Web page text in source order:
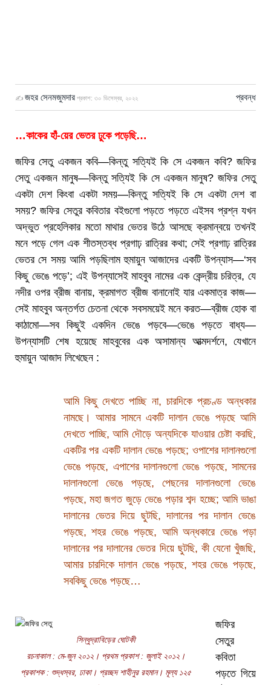
✍ জহর সেনমজুমদার প্রকাশ: ৩০ ডিসেম্বর, ২০২২ প্রবন্ধ
…কাকের হাঁ-য়ের ভেতর ঢুকে পড়েছি…
জফির সেতু একজন কবি—কিন্তু সত্যিই কি সে একজন কবি? জফির
সেতু একজন মানুষ—কিন্তু সত্যিই কি সে একজন মানুষ? জফির সেতু
একটা দেশ কিংবা একটা সময়—কিন্তু সত্যিই কি সে একটা দেশ বা
সময়? জফির সেতুর কবিতার বইগুলো পড়তে পড়তে এইসব প্রশ্ন যখন
অদ্ভুত প্রহেলিকার মতো মাথার ভেতর উঠে আসছে ক্রমান্বয়ে তখনই
মনে পড়ে গেল এক শীতস্তব্ধ প্রগাঢ় রাত্রির কথা; সেই প্রগাঢ় রাত্রির
ভেতর সে সময় আমি পড়ছিলাম হুমায়ুন আজাদের একটি উপন্যাস—‘সব
কিছু ভেঙে পড়ে’; এই উপন্যাসেই মাহবুব নামের এক কেন্দ্রীয় চরিত্র, যে
নদীর ওপর ব্রীজ বানায়, ক্রমাগত ব্রীজ বানানোই যার একমাত্র কাজ—
সেই মাহবুব অন্তর্গত চেতনা থেকে সবসময়েই মনে করত—ব্রীজ হোক বা
কাঠামো—সব কিছুই একদিন ভেঙে পড়বে—ভেঙে পড়তে বাধ্য—
উপন্যাসটি শেষ হয়েছে মাহবুবের এক অসামান্য আত্মদর্শনে, যেখানে
হুমায়ুন আজাদ লিখেছেন :
আমি কিছু দেখতে পাচ্ছি না, চারদিকে প্রচণ্ড অন্ধকার
নামছে। আমার সামনে একটি দালান ভেঙে পড়ছে আমি
দেখতে পাচ্ছি, আমি দৌড়ে অন্যদিকে যাওয়ার চেষ্টা করছি,
একটির পর একটি দালান ভেঙে পড়ছে; ওপাশের দালানগুলো
ভেঙে পড়ছে, এপাশের দালানগুলো ভেঙে পড়ছে, সামনের
দালানগুলো ভেঙে পড়ছে, পেছনের দালানগুলো ভেঙে
পড়ছে, মহা জগত জুড়ে ভেঙে পড়ার শব্দ হচ্ছে; আমি ভাঙা
দালানের ভেতর দিয়ে ছুটছি, দালানের পর দালান ভেঙে
পড়ছে, শহর ভেঙে পড়ছে, আমি অন্ধকারে ভেঙে পড়া
দালানের পর দালানের ভেতর দিয়ে ছুটছি, কী যেনো খুঁজছি,
আমার চারদিকে দালান ভেঙে পড়ছে, শহর ভেঙে পড়ছে,
সবকিছু ভেঙে পড়ছে…
সিন্ধুদ্রাবিড়ের ঘোটকী
রচনাকাল : মে-জুন ২০১২। প্রথম প্রকাশ : জুলাই ২০১২।
প্রকাশক : শুদ্ধস্বর, ঢাকা। প্রচ্ছদ শাহীনুর রহমান। মূল্য ১২৫
জফির
সেতুর
কবিতা
পড়তে গিয়ে